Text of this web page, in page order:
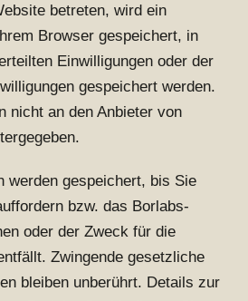
betreten, wird ein
Browser gespeichert, in
Einwilligungen oder der
gespeichert werden.
nicht an den Anbieter von
werden gespeichert, bis Sie
bzw. das Borlabs-
oder der Zweck für die
Zwingende gesetzliche
bleiben unberührt. Details zur